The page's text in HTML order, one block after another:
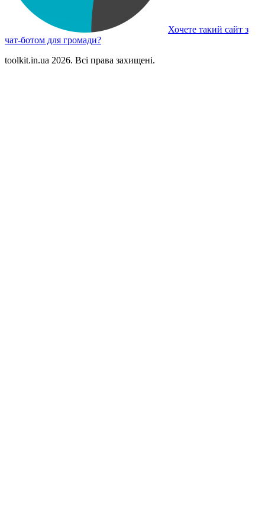
Хочете такий сайт з
чат-ботом для громади?
toolkit.in.ua 2026. Всі права захищені.